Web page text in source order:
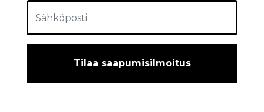
Tilaa saapumisilmoitus